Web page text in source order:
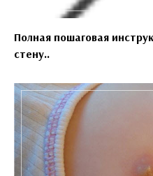
Полная пошаговая
стену..